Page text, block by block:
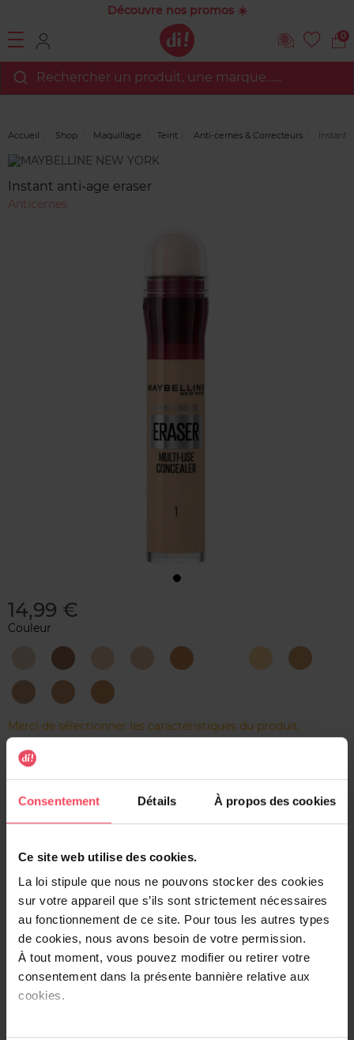
Consentement Détails À propos des cookies
Ce site web utilise des cookies.
La loi stipule que nous ne pouvons stocker des cookies
sur votre appareil que s’ils sont strictement nécessaires
au fonctionnement de ce site. Pour tous les autres types
de cookies, nous avons besoin de votre permission.
À tout moment, vous pouvez modifier ou retirer votre
consentement dans la présente bannière relative aux
cookies.
Découvre nos promos ☀️
0
Rechercher un produit, une marque…...
Accueil Shop Maquillage Teint Anti-cernes & Correcteurs Instant
Marque
Instant anti-age eraser
Anticernes
14,99 €
Couleur
01
Light
04
HONEY
06
Neutralizer
07
Sand
08
Buff
10
CaramelTan
Merci de sélectionner les caractéristiques du produit.
Ajouter
Livraison gratuite à l'achat de min. 35€
Expédition sous 24h
Description
Anti-cernes en liquide pour un effet frais et naturel. Pour